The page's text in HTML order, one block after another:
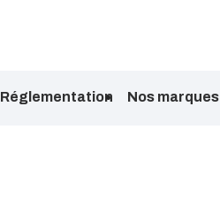
Nos marques